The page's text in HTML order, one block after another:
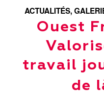
ACTUALITÉS,
Ouest
travail
de